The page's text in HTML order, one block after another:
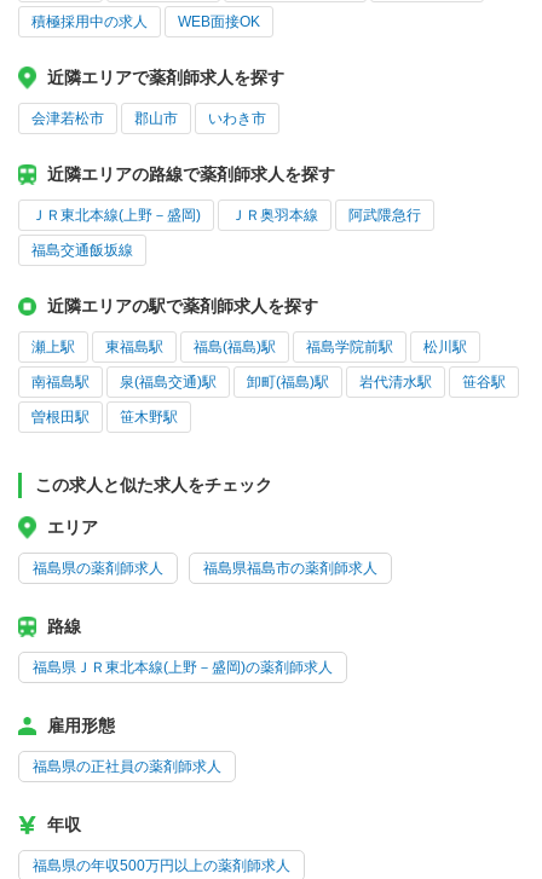
積極採用中の求人 WEB面接OK
近隣エリアで薬剤師求人を探す
会津若松市 郡山市 いわき市
近隣エリアの路線で薬剤師求人を探す
ＪＲ東北本線(上野－盛岡) ＪＲ奥羽本線 阿武隈急行
福島交通飯坂線
近隣エリアの駅で薬剤師求人を探す
瀬上駅 東福島駅 福島(福島)駅 福島学院前駅 松川駅
南福島駅 泉(福島交通)駅 卸町(福島)駅 岩代清水駅 笹谷駅
曽根田駅 笹木野駅
この求人と似た求人をチェック
エリア
福島県の薬剤師求人 福島県福島市の薬剤師求人
路線
福島県ＪＲ東北本線(上野－盛岡)の薬剤師求人
雇用形態
福島県の正社員の薬剤師求人
年収
福島県の年収500万円以上の薬剤師求人